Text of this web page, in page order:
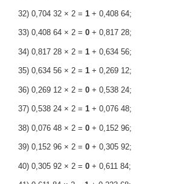
32) 0,704 32 × 2 = 1+ 0,408 64;
33) 0,408 64 × 2 = 0+ 0,817 28;
34) 0,817 28 × 2 = 1+ 0,634 56;
35) 0,634 56 × 2 = 1+ 0,269 12;
36) 0,269 12 × 2 = 0+ 0,538 24;
37) 0,538 24 × 2 = 1+ 0,076 48;
38) 0,076 48 × 2 = 0+ 0,152 96;
39) 0,152 96 × 2 = 0+ 0,305 92;
40) 0,305 92 × 2 = 0+ 0,611 84;